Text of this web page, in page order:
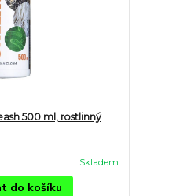
500 ml, rostlinný
Skladem
do košíku